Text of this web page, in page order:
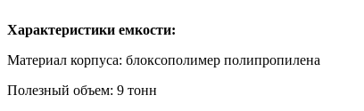
Характеристики емкости:
Материал корпуса: блоксополимер полипропилена
Полезный объем: 9 тонн